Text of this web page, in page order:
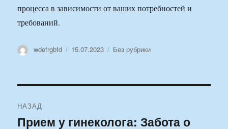
процесса в зависимости от ваших потребностей и
требований.
Автор
wdefrgbfd Опубликовано
15.07.2023 Рубрики
Без рубрики
по
НАЗАД
Предыдущая
Прием у гинеколога: Забота о